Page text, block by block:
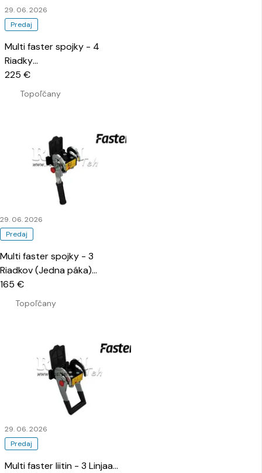
Predaj
29. 06. 2026
Multi faster spojky - 4
Riadky…
Topoľčany
225 €
Predaj
29. 06. 2026
Multi faster spojky - 3
Riadkov (Jedna páka)…
Topoľčany
165 €
Predaj
29. 06. 2026
Multi faster liitin - 3 Linjaa…